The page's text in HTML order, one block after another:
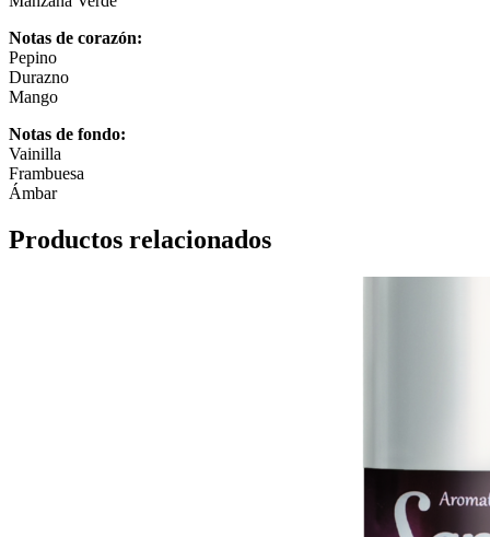
Notas de corazón:
Pepino
Durazno
Mango
Notas de fondo:
Vainilla
Frambuesa
Ámbar
Productos relacionados